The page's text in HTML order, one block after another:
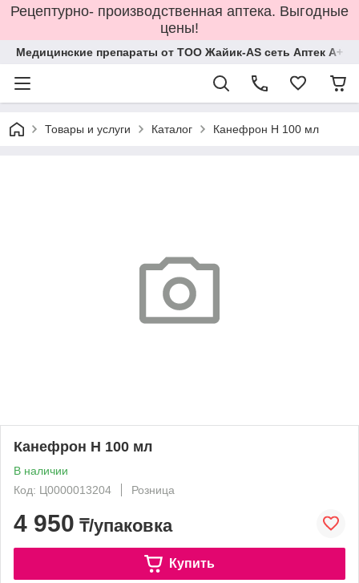
Рецептурно- производственная аптека. Выгодные
цены!
Медицинские препараты от ТОО Жайик-AS сеть Аптек А+
Товары и услуги Каталог Канефрон Н 100 мл
Канефрон Н 100 мл
В наличии
Код: Ц0000013204
Розница
4 950 ₸/упаковка
Купить